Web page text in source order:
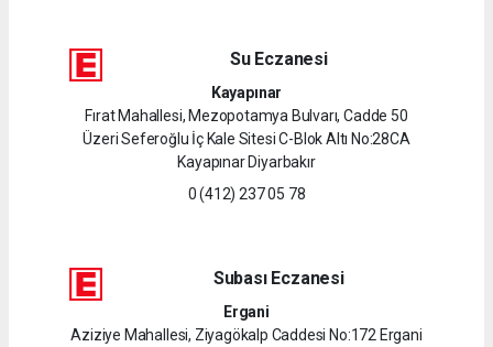
Su Eczanesi
Kayapınar
Fırat Mahallesi, Mezopotamya Bulvarı, Cadde 50
Üzeri Seferoğlu İç Kale Sitesi C-Blok Altı No:28CA
Kayapınar Diyarbakır
0 (412) 237 05 78
Subası Eczanesi
Ergani
Aziziye Mahallesi, Ziyagökalp Caddesi No:172 Ergani